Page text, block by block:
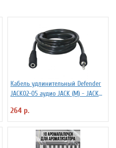
Кабель удлинительный Defender
JACK02-05 аудио JACK (M) - JACK
264 р.